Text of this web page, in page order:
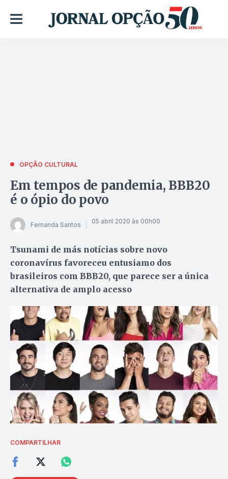
OPÇÃO CULTURAL
Em tempos de pandemia, BBB20
é o ópio do povo
Fernanda Santos 05 abril 2020 às 00h00
Tsunami de más notícias sobre novo
coronavírus favoreceu entusiamo dos
brasileiros com BBB20, que parece ser a única
alternativa de amplo acesso
COMPARTILHAR